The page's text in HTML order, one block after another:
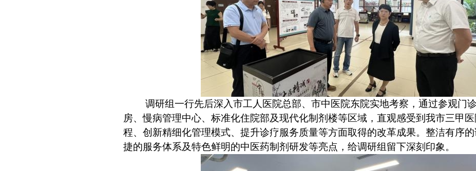
调研组一行先后深入市工人医院总部、市中医院东院实地考察，通过参观门
房、慢病管理中心、标准化住院部及现代化制剂楼等区域，直观感受到我市三甲
程、创新精细化管理模式、提升诊疗服务质量等方面取得的改革成果。整洁有序
捷的服务体系及特色鲜明的中医药制剂研发等亮点，给调研组留下深刻印象。